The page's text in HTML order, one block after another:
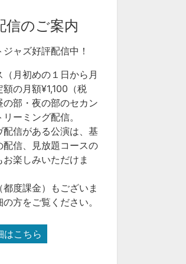
信のご案内
ャズ好評配信中！
月初めの１日から月
の月額¥1,100（税
部・夜の部のセカン
ーミング配信。
配信がある公演は、基
信、見放題コースの
楽しみいただけま
度課金）もございま
方をご覧ください。
はこちら